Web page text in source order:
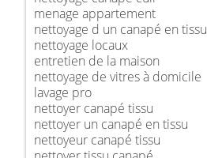
menage appartement
nettoyage d un canapé en tissu
nettoyage locaux
entretien de la maison
nettoyage de vitres à domicile
lavage pro
nettoyer canapé tissu
nettoyer un canapé en tissu
nettoyeur canapé tissu